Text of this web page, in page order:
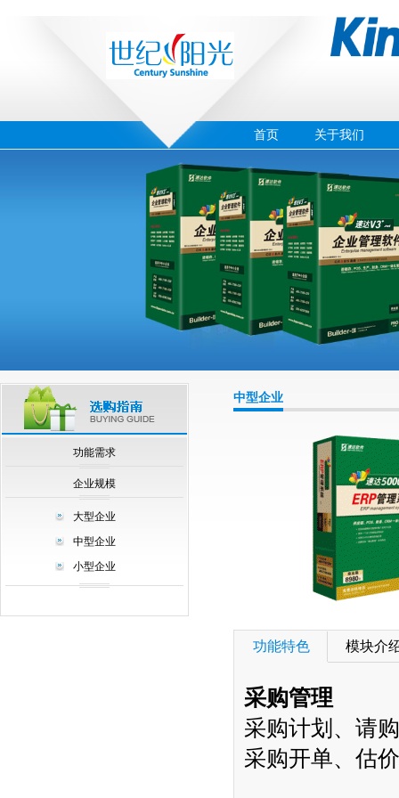
首页 关于我们
05
功能需求
企业规模
大型企业
中型企业
小型企业
中型企业
功能特色 模块介
采购管理
采购计划、请
采购开单、估